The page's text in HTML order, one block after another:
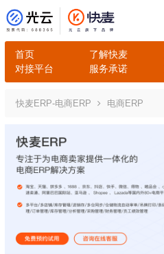
首页 了解快麦
对接平台
服务承诺
快麦ERP-电商ERP 电商ERP